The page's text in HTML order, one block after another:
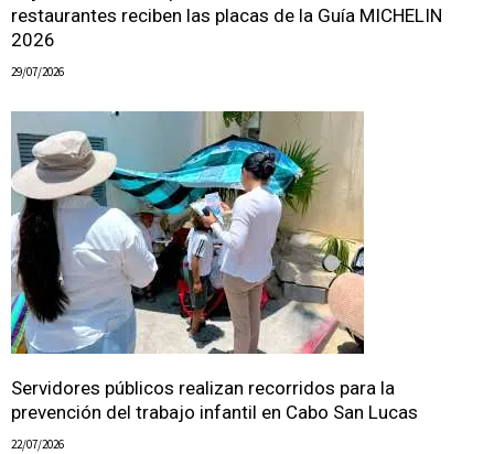
restaurantes reciben las placas de la Guía MICHELIN
2026
29/07/2026
Servidores públicos realizan recorridos para la
prevención del trabajo infantil en Cabo San Lucas
22/07/2026